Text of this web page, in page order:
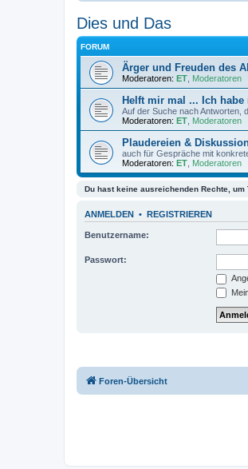
Dies und Das
FORUM
Ärger und Freuden des
Moderatoren: ET Moderatoren
Helft mir mal ... Ich habe
Auf der Suche nach Antworten,
Moderatoren: ET Moderatoren
Plaudereien &
auch für Gespräche mit
Moderatoren: ET Moderatoren
Du hast keine ausreichenden Rechte,
ANMELDEN • REGISTRIEREN
Benutzername:
Passwort:
Foren-Übersicht